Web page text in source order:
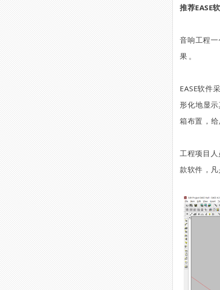
推荐EASE
音响工程一
果。
EASE软件
形化地显示
箱布置，
工程项目人
款软件，